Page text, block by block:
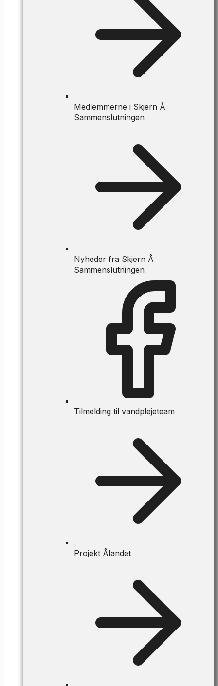
Medlemmerne i Skjern Å
Sammenslutningen
Nyheder fra Skjern Å
Sammenslutningen
Tilmelding til vandplejeteam
Projekt Ålandet